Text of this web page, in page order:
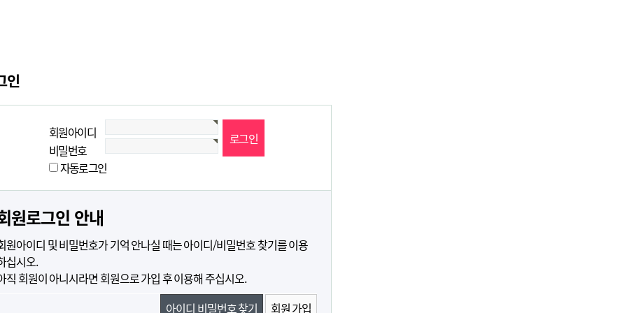
인
회원아이디
비밀번호
자동로그인
원로그인 안내
원아이디 및 비밀번호가 기억 안나실 때는 아이디/비밀번호 찾기를 이용
십시오.
직 회원이 아니시라면 회원으로 가입 후 이용해 주십시오.
아이디 비밀번호 찾기
회원 가입